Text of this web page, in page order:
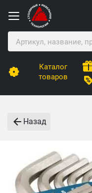
Каталог
товаров
Назад